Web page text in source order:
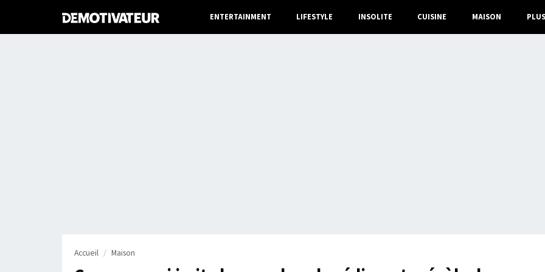
ENTERTAINMENT LIFESTYLE INSOLITE CUISINE MAISON PLUS
Accueil Maison